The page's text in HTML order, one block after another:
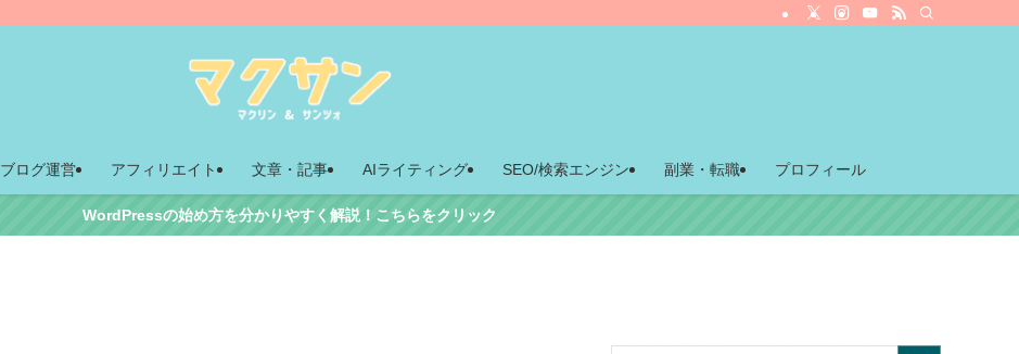
ブログ運営 アフィリエイト 文章・記事 AIライティング SEO/検索エンジン 副業・転職 プロフィール
WordPressの始め方を分かりやすく解説！こちらをクリック